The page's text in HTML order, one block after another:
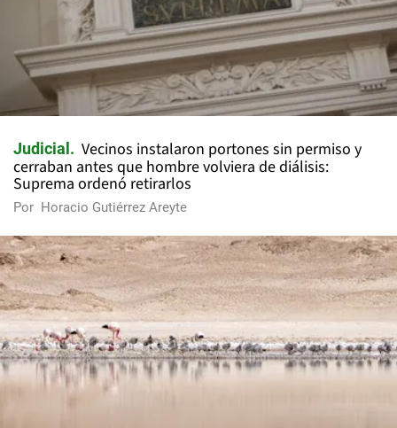
Judicial
Vecinos instalaron portones sin permiso y
cerraban antes que hombre volviera de diálisis:
Suprema ordenó retirarlos
Por Horacio Gutiérrez Areyte